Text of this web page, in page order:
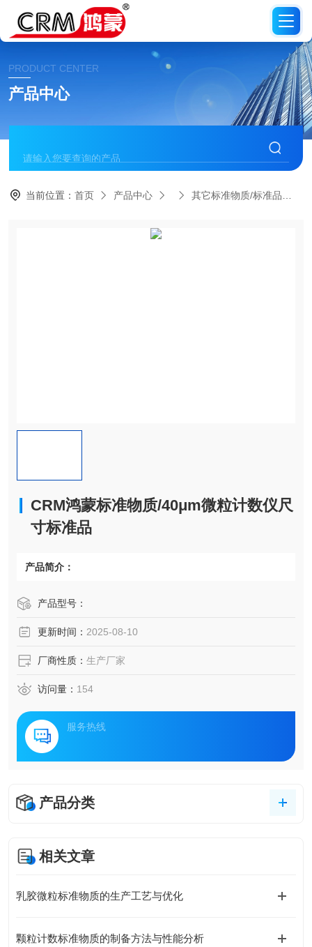
PRODUCT CENTER
产品中心
当前位置：首页 产品中心 其它标准物质/标准品
CRM鸿蒙标准物质/40μm微粒计数仪尺
寸标准品
产品简介：
产品型号：
更新时间： 2025-08-10
厂商性质： 生产厂家
访问量： 154
服务热线
产品分类
相关文章
乳胶微粒标准物质的生产工艺与优化
颗粒计数标准物质的制备方法与性能分析